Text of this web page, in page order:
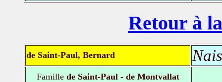
Retour à
de Saint-Paul, Bernard
Famillede Saint-Paul - de Montvallat